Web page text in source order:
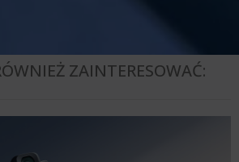
ZAINTERESOWAĆ: